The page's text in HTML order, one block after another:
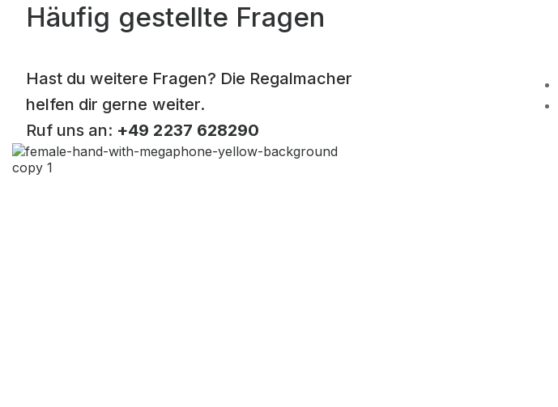
Häufig gestellte Fragen
Hast du weitere Fragen? Die Regalmacher
helfen dir gerne weiter.
Ruf uns an: +49 2237 628290